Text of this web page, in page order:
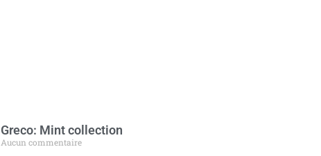
Greco: Mint collection
Aucun commentaire